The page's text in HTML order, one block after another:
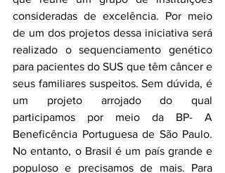
consideradas de excelência. Por meio
de um dos projetos dessa iniciativa será
realizado o sequenciamento genético
para pacientes do SUS que têm câncer e
seus familiares suspeitos. Sem dúvida, é
um projeto arrojado do qual
participamos por meio da BP- A
Beneficência Portuguesa de São Paulo.
No entanto, o Brasil é um país grande e
populoso e precisamos de mais. Para